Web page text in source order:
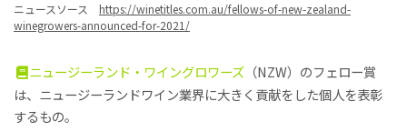
ニュースソース https://winetitles.com.au/fellows-of-new-zealand-
winegrowers-announced-for-2021/
ニュージーランド・ワイングロワーズ （NZW）のフェロー賞
は、ニュージーランドワイン業界に大きく貢献をした個人を表彰
するもの。